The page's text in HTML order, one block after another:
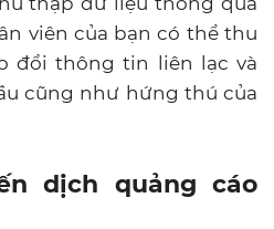
viên của bạn có thể thu
đổi thông tin liên lạc và
cũng như hứng thú của
dịch quảng cáo